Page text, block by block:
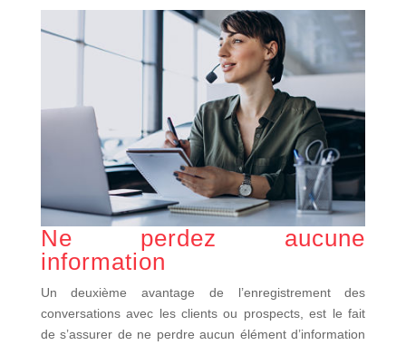
Ne perdez aucune
information
Un deuxième avantage de l’enregistrement des
conversations avec les clients ou prospects, est le fait
de s’assurer de ne perdre aucun élément d’information